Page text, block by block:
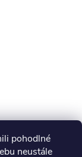
pohodlné
neustále